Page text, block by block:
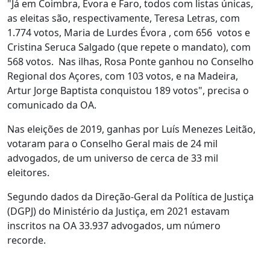
"Já em Coimbra, Évora e Faro, todos com listas únicas,
as eleitas são, respectivamente, Teresa Letras, com
1.774 votos, Maria de Lurdes Évora , com 656 votos e
Cristina Seruca Salgado (que repete o mandato), com
568 votos. Nas ilhas, Rosa Ponte ganhou no Conselho
Regional dos Açores, com 103 votos, e na Madeira,
Artur Jorge Baptista conquistou 189 votos", precisa o
comunicado da OA.
Nas eleições de 2019, ganhas por Luís Menezes Leitão,
votaram para o Conselho Geral mais de 24 mil
advogados, de um universo de cerca de 33 mil
eleitores.
Segundo dados da Direção-Geral da Política de Justiça
(DGPJ) do Ministério da Justiça, em 2021 estavam
inscritos na OA 33.937 advogados, um número
recorde.